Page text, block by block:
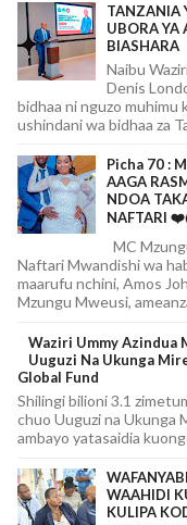
TANZANIA
UBORA YA
BIASHARA
Naibu
Denis
bidhaa ni nguzo muhimu
ushindani wa bidhaa za
Picha 70 :
AAGA
NDOA
NAFTARI
MC
Naftari Mwandishi wa
maarufu nchini, Amos
Mzungu Mweusi,
Waziri Ummy Azindua
Uuguzi Na Ukunga
Global Fund
Shilingi bilioni 3.1
chuo Uuguzi na Ukunga
ambayo yatasaidia
WAAHIDI
KULIPA